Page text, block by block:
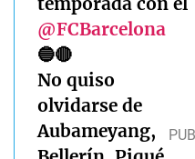
@FCBarcelona
🔵🔴
No quiso
olvidarse de
Aubameyang,